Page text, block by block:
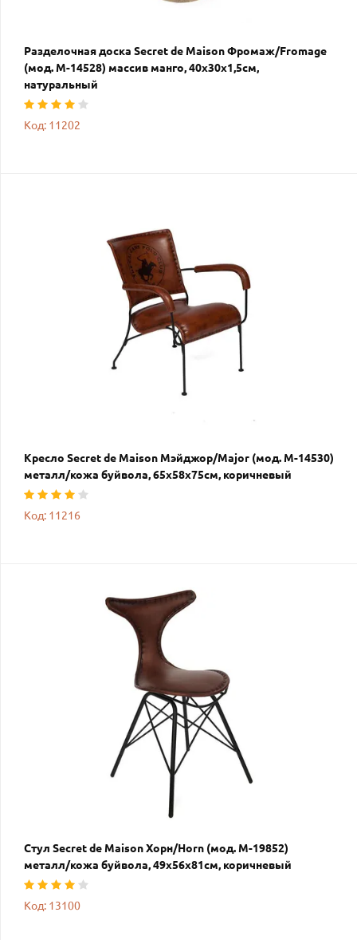
Разделочная доска Secret de Maison Фромаж/Fromage
(мод. M-14528) массив манго, 40х30х1,5см,
натуральный
Код: 11202
Кресло Secret de Maison Мэйджор/Major (мод. M-14530)
металл/кожа буйвола, 65х58х75см, коричневый
Код: 11216
Стул Secret de Maison Хорн/Horn (мод. M-19852)
металл/кожа буйвола, 49х56х81см, коричневый
Код: 13100